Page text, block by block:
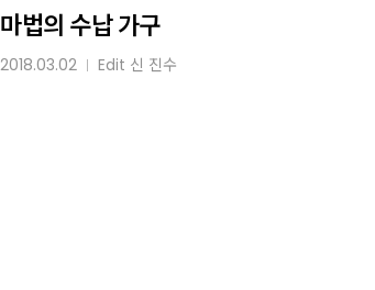
수납
마법의 수납 가구
2018.03.02 Edit 신 진수